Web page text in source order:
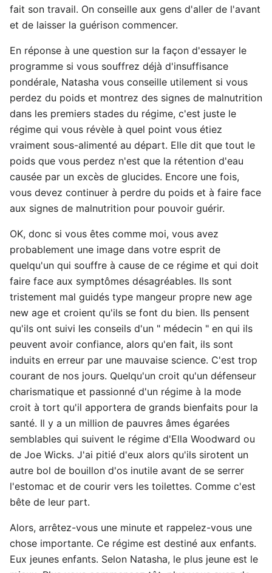
fait son travail. On conseille aux gens d'aller de l'avant
et de laisser la guérison commencer.
En réponse à une question sur la façon d'essayer le
programme si vous souffrez déjà d'insuffisance
pondérale, Natasha vous conseille utilement si vous
perdez du poids et montrez des signes de malnutrition
dans les premiers stades du régime, c'est juste le
régime qui vous révèle à quel point vous étiez
vraiment sous-alimenté au départ. Elle dit que tout le
poids que vous perdez n'est que la rétention d'eau
causée par un excès de glucides. Encore une fois,
vous devez continuer à perdre du poids et à faire face
aux signes de malnutrition pour pouvoir guérir.
OK, donc si vous êtes comme moi, vous avez
probablement une image dans votre esprit de
quelqu'un qui souffre à cause de ce régime et qui doit
faire face aux symptômes désagréables. Ils sont
tristement mal guidés type mangeur propre new age
new age et croient qu'ils se font du bien. Ils pensent
qu'ils ont suivi les conseils d'un " médecin " en qui ils
peuvent avoir confiance, alors qu'en fait, ils sont
induits en erreur par une mauvaise science. C'est trop
courant de nos jours. Quelqu'un croit qu'un défenseur
charismatique et passionné d'un régime à la mode
croit à tort qu'il apportera de grands bienfaits pour la
santé. Il y a un million de pauvres âmes égarées
semblables qui suivent le régime d'Ella Woodward ou
de Joe Wicks. J'ai pitié d'eux alors qu'ils sirotent un
autre bol de bouillon d'os inutile avant de se serrer
l'estomac et de courir vers les toilettes. Comme c'est
bête de leur part.
Alors, arrêtez-vous une minute et rappelez-vous une
chose importante. Ce régime est destiné aux enfants.
Eux jeunes enfants. Selon Natasha, le plus jeune est le